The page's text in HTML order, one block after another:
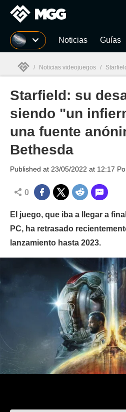
MGG Noticias Guías
MGG
/ Noticias videojuegos /
Starfield: su
siendo "un
una fuente
Bethesda
Published at 23/05/2022 at 12:17
0
El juego, que iba a llegar a
PC, ha retrasado
lanzamiento hasta 2023.